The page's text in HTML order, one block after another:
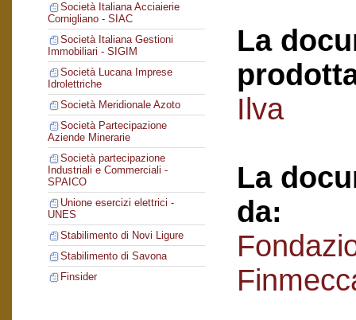
Società Italiana Acciaierie
Cornigliano - SIAC
Società Italiana Gestioni
Immobiliari - SIGIM
Società Lucana Imprese
Idrolettriche
Società Meridionale Azoto
Società Partecipazione
Aziende Minerarie
Società partecipazione
Industriali e Commerciali -
SPAICO
Unione esercizi elettrici -
UNES
Stabilimento di Novi Ligure
Stabilimento di Savona
Finsider
La
Ilva
La
da: